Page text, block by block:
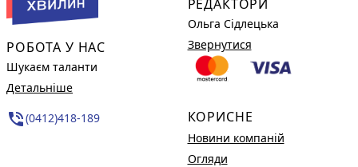
РОБОТА У НАС
Шукаєм таланти
Детальніше
phone_in_talk(0412)418-189
РЕДАКТОРИ
Ольга Сідлецька
Звернутися
КОРИСНЕ
Новини компаній
Огляди